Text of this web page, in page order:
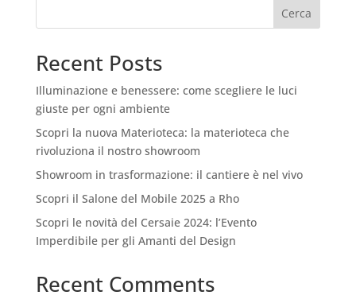
Cerca
Recent Posts
Illuminazione e benessere: come scegliere le luci
giuste per ogni ambiente
Scopri la nuova Materioteca: la materioteca che
rivoluziona il nostro showroom
Showroom in trasformazione: il cantiere è nel vivo
Scopri il Salone del Mobile 2025 a Rho
Scopri le novità del Cersaie 2024: l’Evento
Imperdibile per gli Amanti del Design
Recent Comments